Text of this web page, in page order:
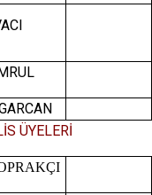
ÜYELERİ